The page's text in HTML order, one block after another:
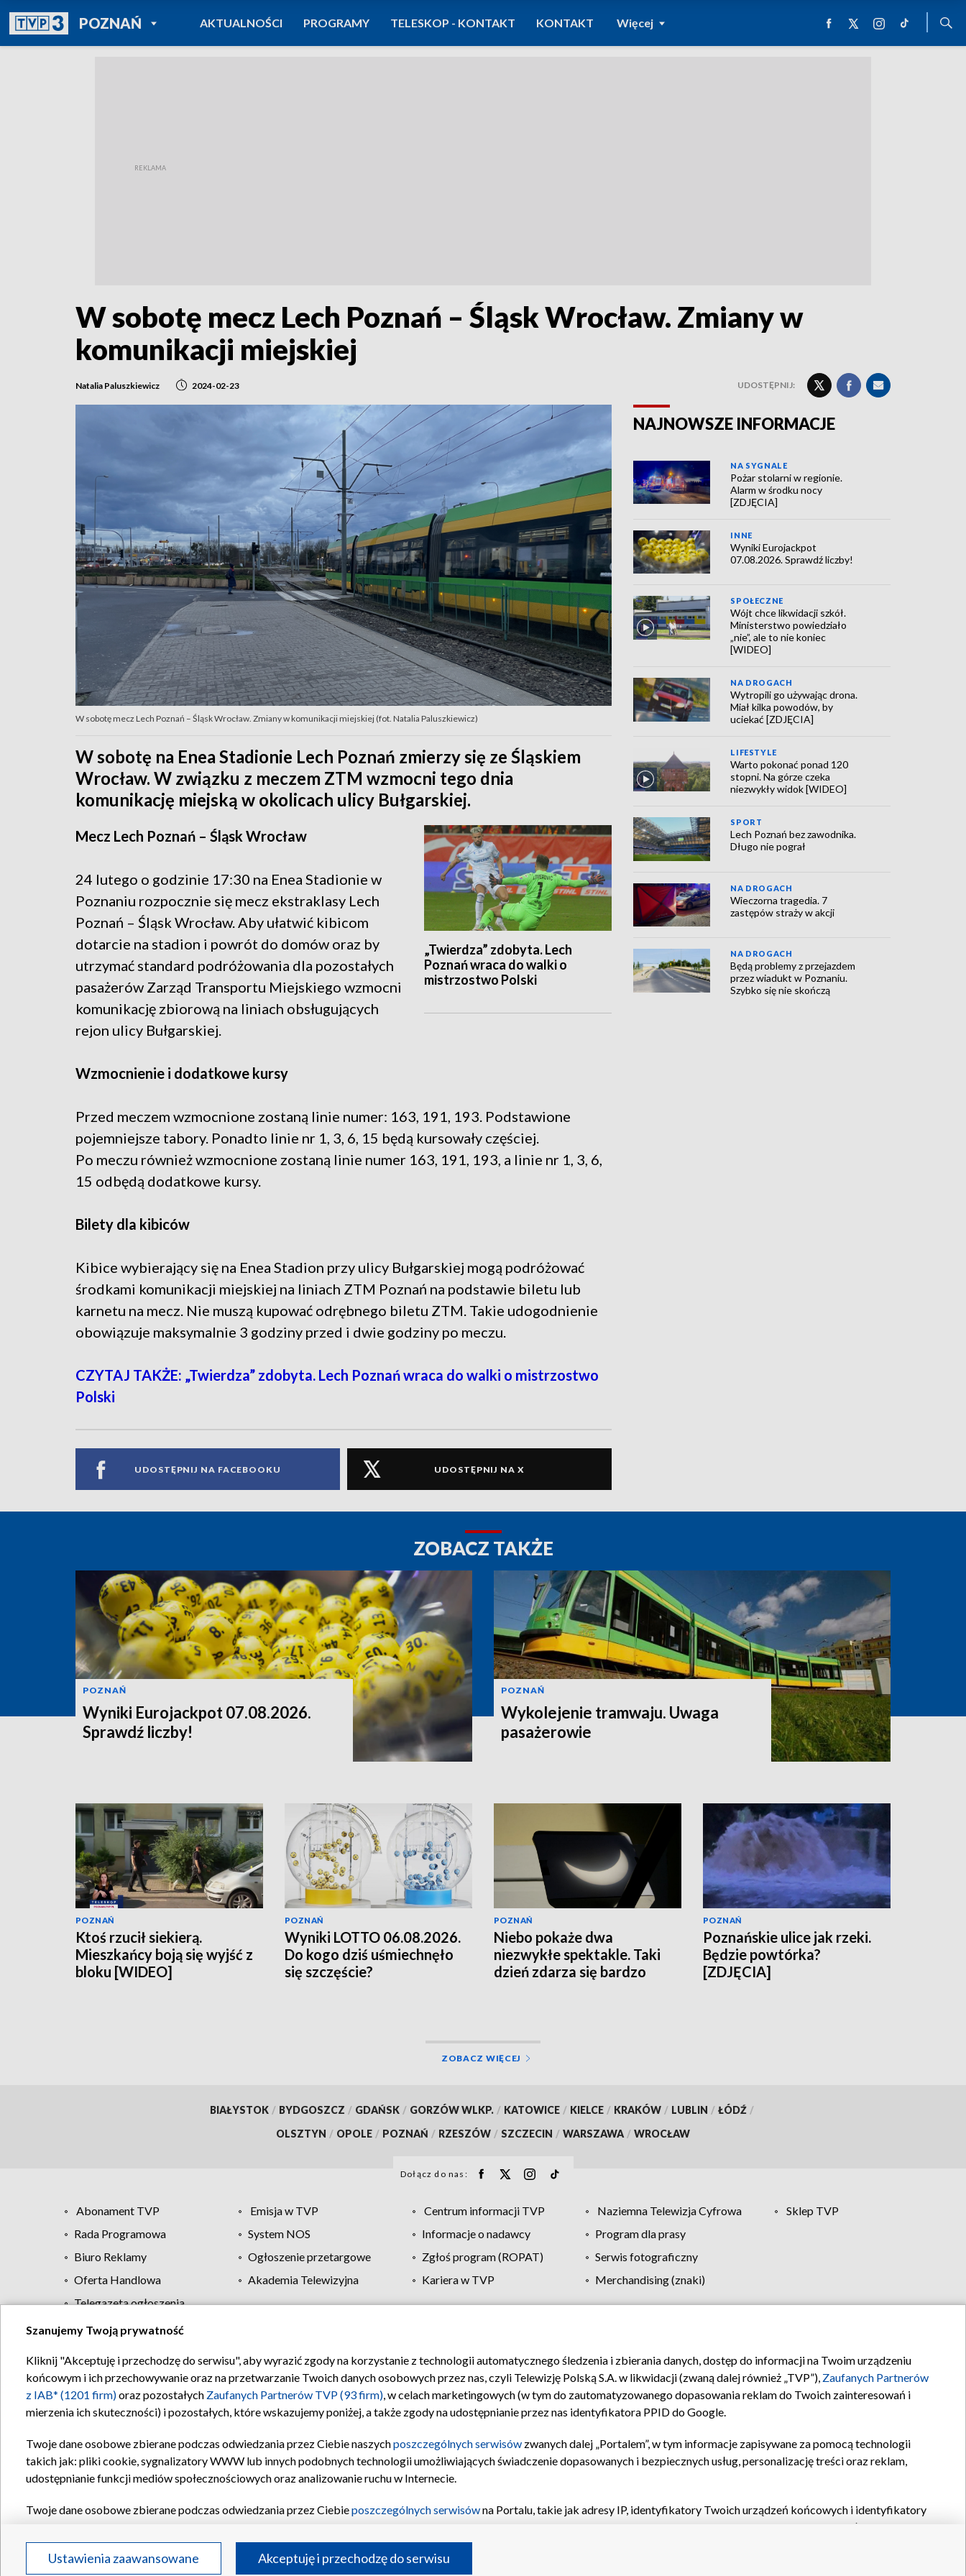
POZNAŃPOWRÓT DO
TVP REGIONY
AKTUALNOŚCI PROGRAMY TELESKOP - KONTAKT KONTAKT Więcej
W sobotę mecz Lech Poznań – Śląsk Wrocław. Zmiany w
komunikacji miejskiej
Natalia Paluszkiewicz 2024-02-23 UDOSTĘPNIJ:
W sobotę mecz Lech Poznań – Śląsk Wrocław. Zmiany w komunikacji miejskiej (fot. Natalia Paluszkiewicz)
W sobotę na Enea Stadionie Lech Poznań zmierzy się ze Śląskiem
Wrocław. W związku z meczem ZTM wzmocni tego dnia
komunikację miejską w okolicach ulicy Bułgarskiej.
„Twierdza” zdobyta. Lech
Poznań wraca do walki o
mistrzostwo Polski
Mecz Lech Poznań – Śląsk Wrocław
24 lutego o godzinie 17:30 na Enea Stadionie w
Poznaniu rozpocznie się mecz ekstraklasy Lech
Poznań – Śląsk Wrocław. Aby ułatwić kibicom
dotarcie na stadion i powrót do domów oraz by
utrzymać standard podróżowania dla pozostałych
pasażerów Zarząd Transportu Miejskiego wzmocni
komunikację zbiorową na liniach obsługujących
rejon ulicy Bułgarskiej.
Wzmocnienie i dodatkowe kursy
Przed meczem wzmocnione zostaną linie numer: 163, 191, 193. Podstawione
pojemniejsze tabory. Ponadto linie nr 1, 3, 6, 15 będą kursowały częściej.
Po meczu również wzmocnione zostaną linie numer 163, 191, 193, a linie nr 1, 3, 6,
15 odbędą dodatkowe kursy.
Bilety dla kibiców
Kibice wybierający się na Enea Stadion przy ulicy Bułgarskiej mogą podróżować
środkami komunikacji miejskiej na liniach ZTM Poznań na podstawie biletu lub
karnetu na mecz. Nie muszą kupować odrębnego biletu ZTM. Takie udogodnienie
obowiązuje maksymalnie 3 godziny przed i dwie godziny po meczu.
CZYTAJ TAKŻE: „Twierdza” zdobyta. Lech Poznań wraca do walki o mistrzostwo
Polski
UDOSTĘPNIJ NA FACEBOOKU UDOSTĘPNIJ NA X
NAJNOWSZE INFORMACJE
NA SYGNALE
Pożar stolarni w regionie.
Alarm w środku nocy
[ZDJĘCIA]
INNE
Wyniki Eurojackpot
07.08.2026. Sprawdź liczby!
SPOŁECZNE
Wójt chce likwidacji szkół.
Ministerstwo powiedziało
„nie”, ale to nie koniec
[WIDEO]
NA DROGACH
Wytropili go używając drona.
Miał kilka powodów, by
uciekać [ZDJĘCIA]
LIFESTYLE
Warto pokonać ponad 120
stopni. Na górze czeka
niezwykły widok [WIDEO]
SPORT
Lech Poznań bez zawodnika.
Długo nie pograł
NA DROGACH
Wieczorna tragedia. 7
zastępów straży w akcji
NA DROGACH
Będą problemy z przejazdem
przez wiadukt w Poznaniu.
Szybko się nie skończą
ZOBACZ TAKŻE
POZNAŃ
Wyniki Eurojackpot 07.08.2026.
Sprawdź liczby!
POZNAŃ
Wykolejenie tramwaju. Uwaga
pasażerowie
POZNAŃ
Ktoś rzucił siekierą.
Mieszkańcy boją się wyjść z
bloku [WIDEO]
POZNAŃ
Wyniki LOTTO 06.08.2026.
Do kogo dziś uśmiechnęło
się szczęście?
POZNAŃ
Niebo pokaże dwa
niezwykłe spektakle. Taki
dzień zdarza się bardzo
POZNAŃ
Poznańskie ulice jak rzeki.
Będzie powtórka?
[ZDJĘCIA]
ZOBACZ WIĘCEJ
BIAŁYSTOK / BYDGOSZCZ / GDAŃSK / GORZÓW WLKP. / KATOWICE / KIELCE / KRAKÓW / LUBLIN / ŁÓDŹ /
OLSZTYN / OPOLE / POZNAŃ / RZESZÓW / SZCZECIN / WARSZAWA / WROCŁAW
Dołącz do nas:
Abonament TVP Emisja w TVP Centrum informacji TVP Naziemna Telewizja Cyfrowa
Sklep TVP
Rada Programowa
System NOS Informacje o nadawcy
Program dla prasy
Biuro Reklamy
Ogłoszenie przetargowe Zgłoś program (ROPAT)
Serwis fotograficzny
Oferta Handlowa
Akademia Telewizyjna Kariera w TVP
Merchandising (znaki)
Telegazeta ogłoszenia
Regulamin TVP Polityka prywatności Moje zgody Pomoc Biuro reklamy Kontakt
Szanujemy Twoją prywatność
Kliknij "Akceptuję i przechodzę do serwisu", aby wyrazić zgody na korzystanie z technologii automatycznego śledzenia i zbierania danych, dostęp do informacji na Twoim urządzeniu
końcowym i ich przechowywanie oraz na przetwarzanie Twoich danych osobowych przez nas, czyli Telewizję Polską S.A. w likwidacji (zwaną dalej również „TVP”), Zaufanych Partnerów
z IAB* (1201 firm)oraz pozostałych Zaufanych Partnerów TVP (93 firm), w celach marketingowych (w tym do zautomatyzowanego dopasowania reklam do Twoich zainteresowań i
mierzenia ich skuteczności) i pozostałych, które wskazujemy poniżej, a także zgody na udostępnianie przez nas identyfikatora PPID do Google.
Twoje dane osobowe zbierane podczas odwiedzania przez Ciebie naszychposzczególnych serwisów zwanych dalej „Portalem”, w tym informacje zapisywane za pomocą technologii
takich jak: pliki cookie, sygnalizatory WWW lub innych podobnych technologii umożliwiających świadczenie dopasowanych i bezpiecznych usług, personalizację treści oraz reklam,
udostępnianie funkcji mediów społecznościowych oraz analizowanie ruchu w Internecie.
Twoje dane osobowe zbierane podczas odwiedzania przez Ciebieposzczególnych serwisówna Portalu, takie jak adresy IP, identyfikatory Twoich urządzeń końcowych i identyfikatory
oraz pozostałych
Partnerów TVPdla realizacji następujących celów i funkcji: przechowywania informacji na urządzeniu lub dostęp do nich, wyboru podstawowych reklam, wyboru spersonalizowanych
reklam, tworzenia profilu spersonalizowanych reklam, tworzenia profilu spersonalizowanych treści, wyboru spersonalizowanych treści, pomiaru wydajności reklam, pomiaru wydajności
Ustawienia zaawansowane Akceptuję i przechodzę do serwisu